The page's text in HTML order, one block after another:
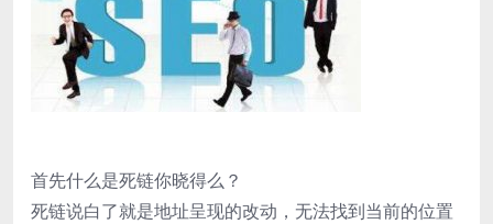
首先什么是死链你晓得么？
死链说白了就是地址呈现的改动，无法找到当前的位置